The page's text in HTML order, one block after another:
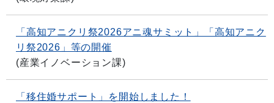
「高知アニクリ祭2026アニ魂サミット」「高知アニク
リ祭2026」等の開催
(産業イノベーション課)
「移住婚サポート」を開始しました！